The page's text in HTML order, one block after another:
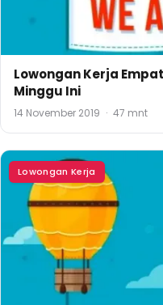
Lowongan Kerja
Minggu Ini
14 November 2019 · 47 mnt
Lowongan Kerja